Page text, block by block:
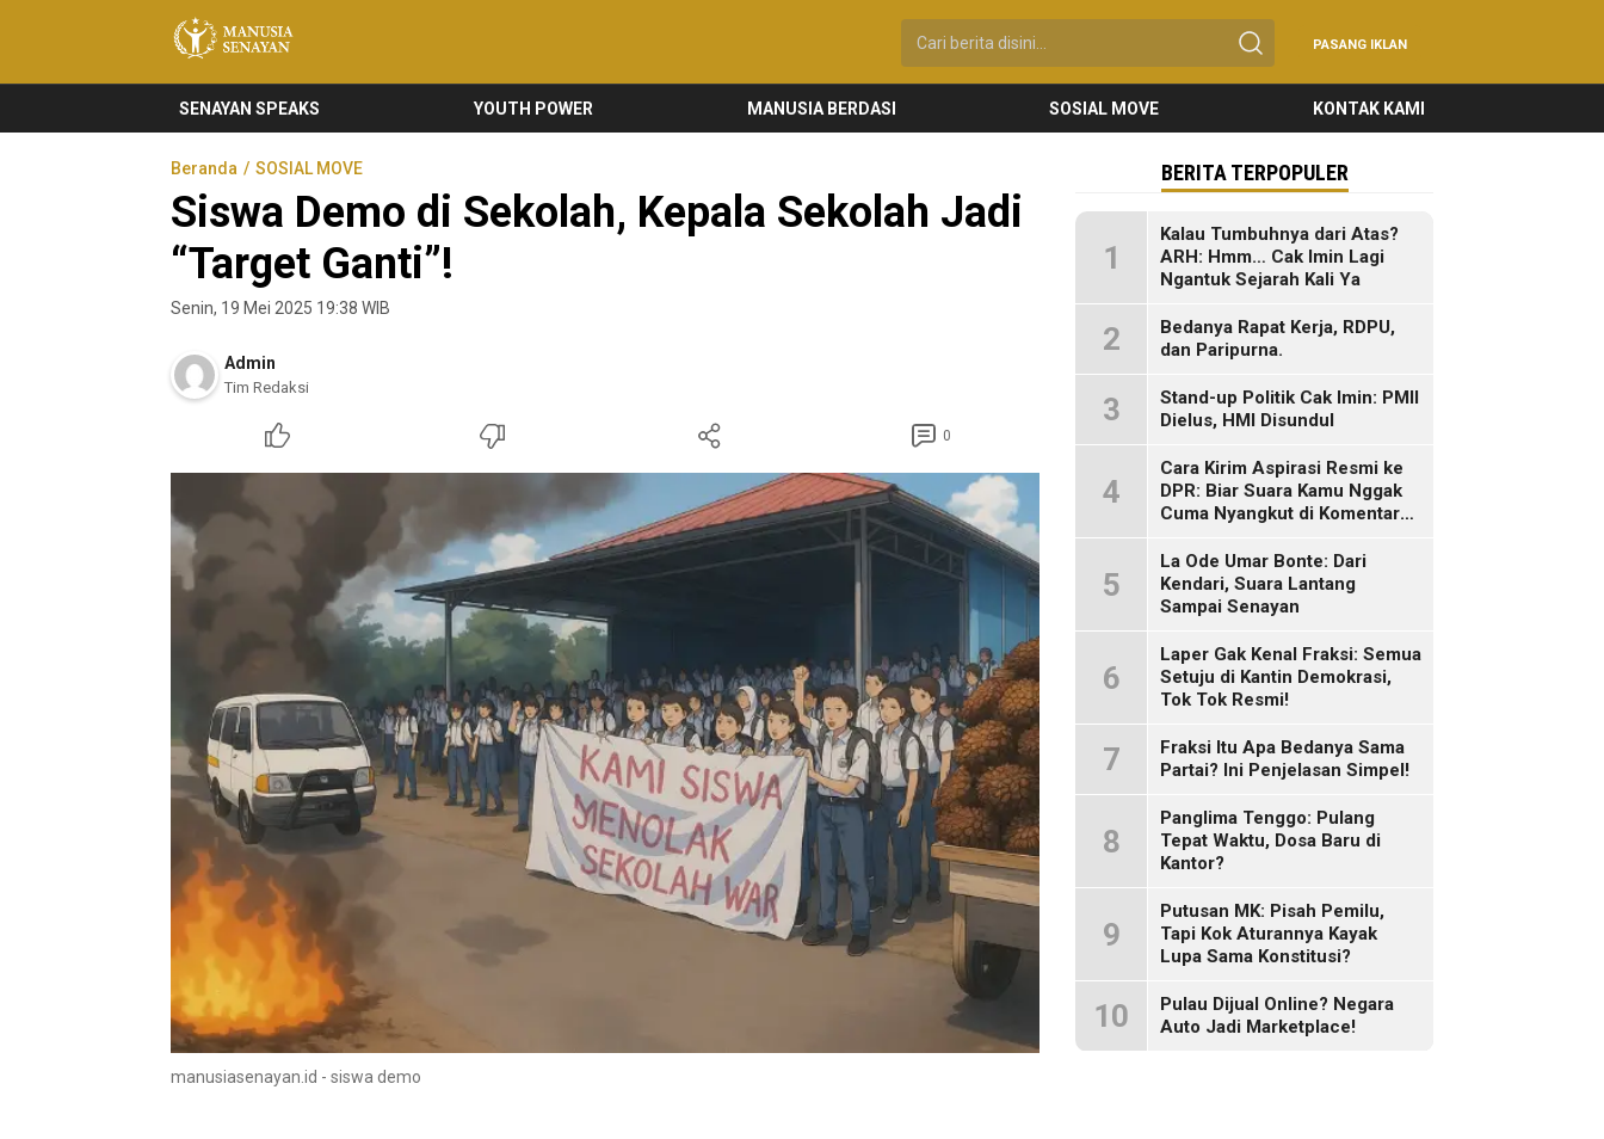
Manusia Senayan
Manusia Bicara, Senayan Bersuara
PASANG IKLAN
SENAYAN SPEAKS YOUTH POWER MANUSIA BERDASI SOSIAL MOVE KONTAK KAMI
Beranda SOSIAL MOVE
Siswa Demo di Sekolah, Kepala Sekolah Jadi
“Target Ganti”!
Senin, 19 Mei 2025 19:38 WIB
Admin
Tim Redaksi
0
manusiasenayan.id - siswa demo
BERITA TERPOPULER
1
Kalau Tumbuhnya dari Atas?
ARH: Hmm… Cak Imin Lagi
Ngantuk Sejarah Kali Ya
2
Bedanya Rapat Kerja, RDPU,
dan Paripurna.
3
Stand-up Politik Cak Imin: PMII
Dielus, HMI Disundul
4
Cara Kirim Aspirasi Resmi ke
DPR: Biar Suara Kamu Nggak
Cuma Nyangkut di Komentar
5
La Ode Umar Bonte: Dari
Kendari, Suara Lantang
Sampai Senayan
6
Laper Gak Kenal Fraksi: Semua
Setuju di Kantin Demokrasi,
Tok Tok Resmi!
7
Fraksi Itu Apa Bedanya Sama
Partai? Ini Penjelasan Simpel!
8
Panglima Tenggo: Pulang
Tepat Waktu, Dosa Baru di
Kantor?
9
Putusan MK: Pisah Pemilu,
Tapi Kok Aturannya Kayak
Lupa Sama Konstitusi?
10
Pulau Dijual Online? Negara
Auto Jadi Marketplace!